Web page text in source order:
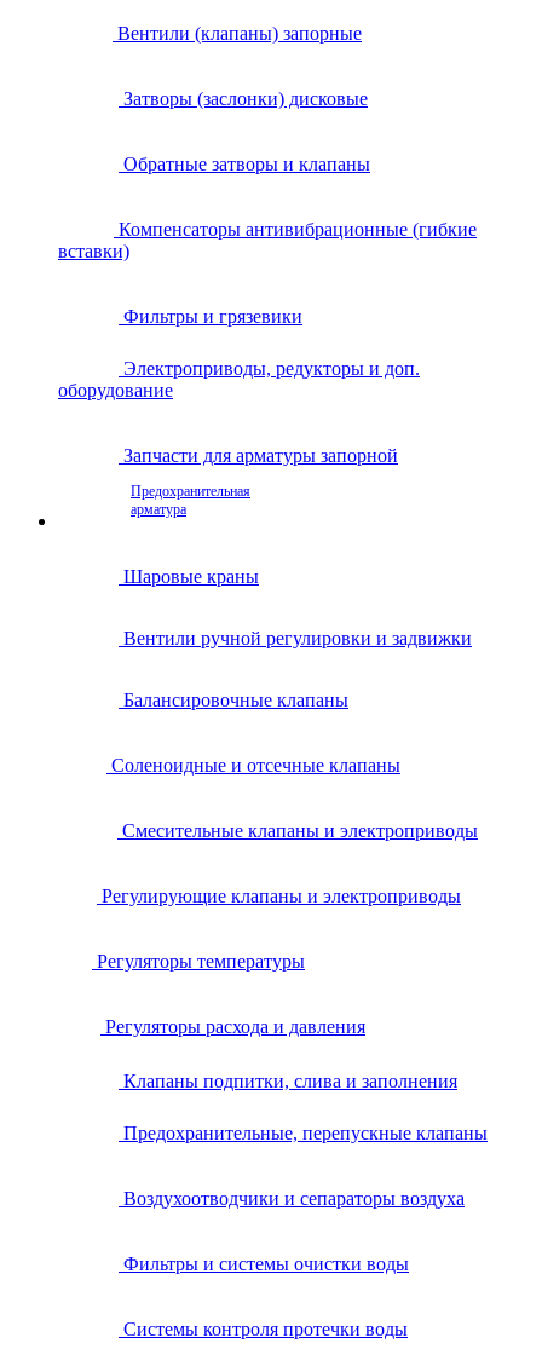
Вентили (клапаны) запорные
Затворы (заслонки) дисковые
Обратные затворы и клапаны
Компенсаторы антивибрационные (гибкие
вставки)
Фильтры и грязевики
Электроприводы, редукторы и доп.
оборудование
Запчасти для арматуры запорной
Предохранительная
арматура
Шаровые краны
Вентили ручной регулировки и задвижки
Балансировочные клапаны
Соленоидные и отсечные клапаны
Смесительные клапаны и электроприводы
Регулирующие клапаны и электроприводы
Регуляторы температуры
Регуляторы расхода и давления
Клапаны подпитки, слива и заполнения
Предохранительные, перепускные клапаны
Воздухоотводчики и сепараторы воздуха
Фильтры и системы очистки воды
Системы контроля протечки воды